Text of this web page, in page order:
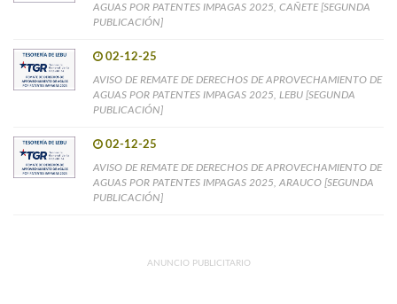
AGUAS POR PATENTES IMPAGAS 2025, CAÑETE [SEGUNDA
PUBLICACIÓN]
02-12-25
AVISO DE REMATE DE DERECHOS DE APROVECHAMIENTO DE
AGUAS POR PATENTES IMPAGAS 2025, LEBU [SEGUNDA
PUBLICACIÓN]
02-12-25
AVISO DE REMATE DE DERECHOS DE APROVECHAMIENTO DE
AGUAS POR PATENTES IMPAGAS 2025, ARAUCO [SEGUNDA
PUBLICACIÓN]
ANUNCIO PUBLICITARIO